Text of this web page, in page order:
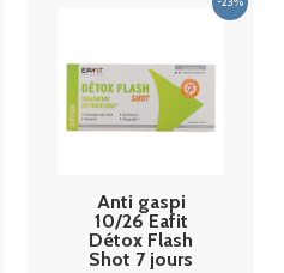
Anti gaspi
10/26 Eafit
Détox Flash
Shot 7 jours